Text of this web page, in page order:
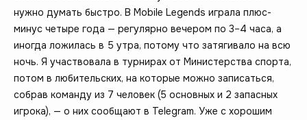
нужно думать быстро. В Mobile Legends играла плюс-
минус четыре года — регулярно вечером по 3–4 часа, а
иногда ложилась в 5 утра, потому что затягивало на всю
ночь. Я участвовала в турнирах от Министерства спорта,
потом в любительских, на которые можно записаться,
собрав команду из 7 человек (5 основных и 2 запасных
игрока), — о них сообщают в Telegram. Уже с хорошим